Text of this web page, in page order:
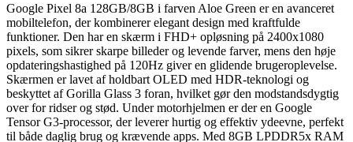
Google Pixel 8a 128GB/8GB i farven Aloe Green er en avanceret
mobiltelefon, der kombinerer elegant design med kraftfulde
funktioner. Den har en skærm i FHD+ opløsning på 2400x1080
pixels, som sikrer skarpe billeder og levende farver, mens den høje
opdateringshastighed på 120Hz giver en glidende brugeroplevelse.
Skærmen er lavet af holdbart OLED med HDR-teknologi og
beskyttet af Gorilla Glass 3 foran, hvilket gør den modstandsdygtig
over for ridser og stød. Under motorhjelmen er der en Google
Tensor G3-processor, der leverer hurtig og effektiv ydeevne, perfekt
til både daglig brug og krævende apps. Med 8GB LPDDR5x RAM